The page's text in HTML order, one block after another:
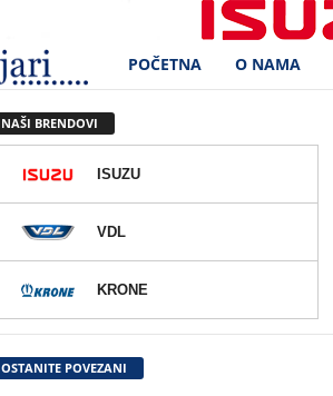
e
r
d
POČETNA O NAMA
NAŠI BRENDOVI
ISUZU
VDL
KRONE
OSTANITE POVEZANI